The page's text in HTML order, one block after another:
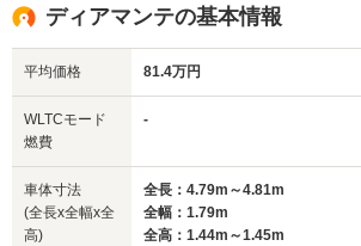
サイズ
(全長x全幅x全高)
1.51m～1.52m
ディアマンテの基本情報
平均価格 81.4万円
WLTCモード
燃費
-
車体寸法
(全長x全幅x全
高)
全長：4.79m～4.81m
全幅：1.79m
全高：1.44m～1.45m